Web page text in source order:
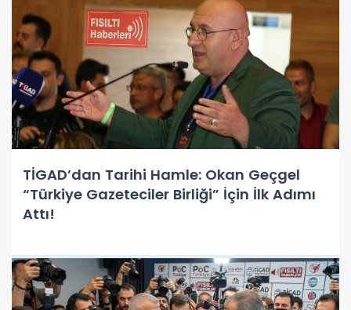
TİGAD’dan Tarihi Hamle: Okan Geçgel
“Türkiye Gazeteciler Birliği” İçin İlk Adımı
Attı!